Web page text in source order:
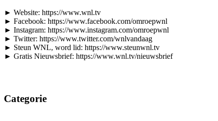
► Website: https://www.wnl.tv
► Facebook: https://www.facebook.com/omroepwnl
► Instagram: https://www.instagram.com/omroepwnl
► Twitter: https://www.twitter.com/wnlvandaag
► Steun WNL, word lid: https://www.steunwnl.tv
► Gratis Nieuwsbrief: https://www.wnl.tv/nieuwsbrief
Categorie